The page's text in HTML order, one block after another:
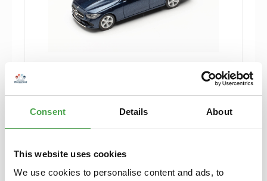
Consent Details About
This website uses cookies
We use cookies to personalise content and ads, to
6,90 €*
Details